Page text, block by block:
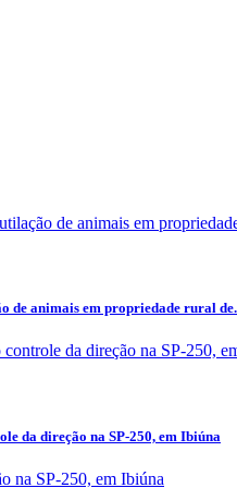
de animais em propriedade rural
da direção na SP-250, em Ibiúna